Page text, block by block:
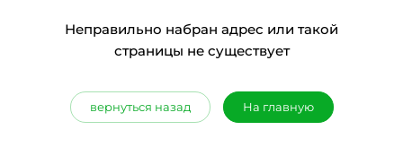
Неправильно набран адрес или такой
страницы не существует
вернуться назад На главную